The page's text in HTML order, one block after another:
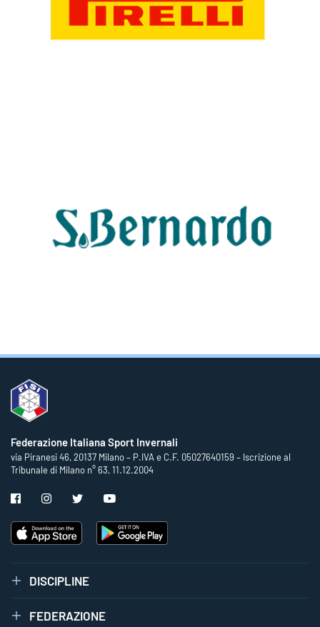
Federazione Italiana Sport Invernali
via Piranesi 46, 20137 Milano – P.IVA e C.F. 05027640159 – Iscrizione al
Tribunale di Milano n° 63, 11.12.2004
DISCIPLINE
FEDERAZIONE